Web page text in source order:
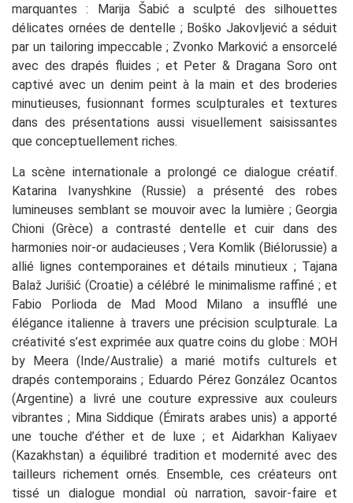
marquantes : Marija Šabić a sculpté des silhouettes
délicates ornées de dentelle ; Boško Jakovljević a séduit
par un tailoring impeccable ; Zvonko Marković a ensorcelé
avec des drapés fluides ; et Peter & Dragana Soro ont
captivé avec un denim peint à la main et des broderies
minutieuses, fusionnant formes sculpturales et textures
dans des présentations aussi visuellement saisissantes
que conceptuellement riches.
La scène internationale a prolongé ce dialogue créatif.
Katarina Ivanyshkine (Russie) a présenté des robes
lumineuses semblant se mouvoir avec la lumière ; Georgia
Chioni (Grèce) a contrasté dentelle et cuir dans des
harmonies noir-or audacieuses ; Vera Komlik (Biélorussie) a
allié lignes contemporaines et détails minutieux ; Tajana
Balaž Jurišić (Croatie) a célébré le minimalisme raffiné ; et
Fabio Porlioda de Mad Mood Milano a insufflé une
élégance italienne à travers une précision sculpturale. La
créativité s’est exprimée aux quatre coins du globe : MOH
by Meera (Inde/Australie) a marié motifs culturels et
drapés contemporains ; Eduardo Pérez González Ocantos
(Argentine) a livré une couture expressive aux couleurs
vibrantes ; Mina Siddique (Émirats arabes unis) a apporté
une touche d’éther et de luxe ; et Aidarkhan Kaliyaev
(Kazakhstan) a équilibré tradition et modernité avec des
tailleurs richement ornés. Ensemble, ces créateurs ont
tissé un dialogue mondial où narration, savoir-faire et